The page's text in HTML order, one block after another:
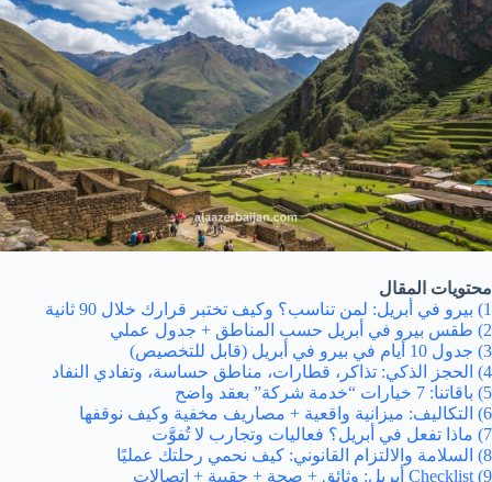
محتويات المقال
1) بيرو في أبريل: لمن تناسب؟ وكيف تختبر قرارك خلال 90 ثانية
2) طقس بيرو في أبريل حسب المناطق + جدول عملي
3) جدول 10 أيام في بيرو في أبريل (قابل للتخصيص)
4) الحجز الذكي: تذاكر، قطارات، مناطق حساسة، وتفادي النفاد
5) باقاتنا: 7 خيارات “خدمة شركة” بعقد واضح
6) التكاليف: ميزانية واقعية + مصاريف مخفية وكيف نوقفها
7) ماذا تفعل في أبريل؟ فعاليات وتجارب لا تُفوَّت
8) السلامة والالتزام القانوني: كيف نحمي رحلتك عمليًا
9) Checklist أبريل: وثائق + صحة + حقيبة + اتصالات